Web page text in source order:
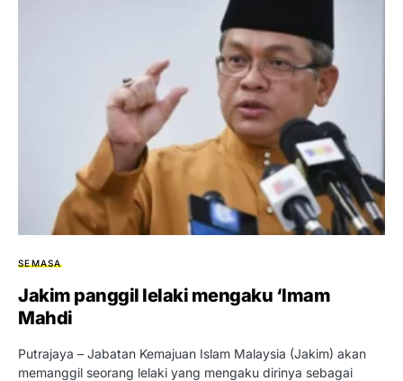
SEMASA
Jakim panggil lelaki mengaku ‘Imam
Mahdi
Putrajaya – Jabatan Kemajuan Islam Malaysia (Jakim) akan
memanggil seorang lelaki yang mengaku dirinya sebagai